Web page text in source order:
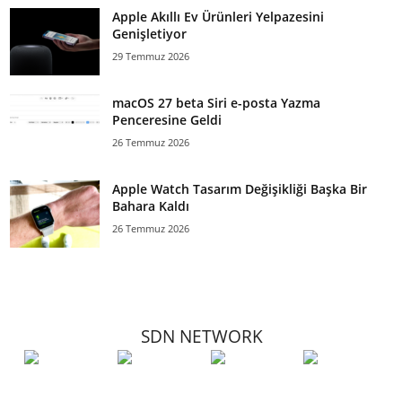
Apple Akıllı Ev Ürünleri Yelpazesini
Genişletiyor
29 Temmuz 2026
macOS 27 beta Siri e-posta Yazma
Penceresine Geldi
26 Temmuz 2026
Apple Watch Tasarım Değişikliği Başka Bir
Bahara Kaldı
26 Temmuz 2026
SDN NETWORK